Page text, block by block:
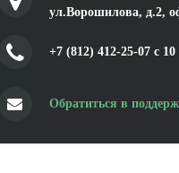
ул.Ворошилова, д.2,
+7 (812) 412-25-07 c
Обратиться в